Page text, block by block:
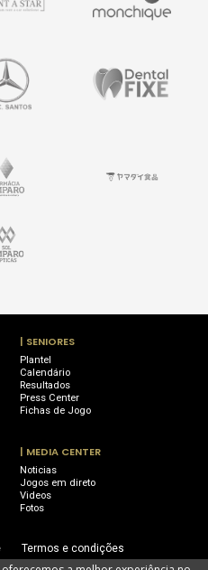
| SENIORES
Plantel
Calendário
Resultados
Press Center
Fichas de Jogo
| MEDIA CENTER
Noticias
Jogos em direto
Videos
Fotos
Termos e condições